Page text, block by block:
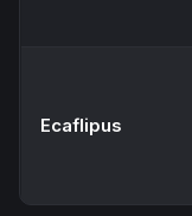
Ecaflipus